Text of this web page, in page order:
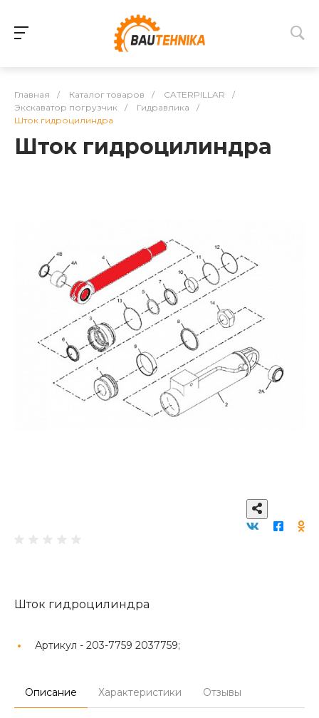
Главная / Каталог товаров / CATERPILLAR
/
Экскаватор погрузчик
/ Гидравлика
/
Шток гидроцилиндра
Шток гидроцилиндра
Шток гидроцилиндра
Артикул - 203-7759 2037759;
Описание Характеристики Отзывы